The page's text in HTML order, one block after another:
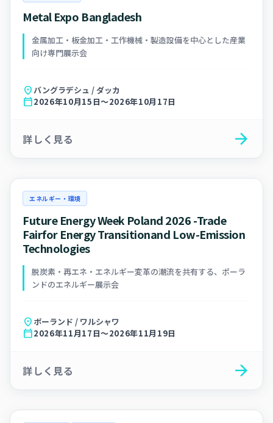
Metal Expo Bangladesh
金属加工・板金加工・工作機械・製造設備を中心とした産業
向け専門展示会
location_onバングラデシュ / ダッカ
calendar_today2026年10月15日～2026年10月17日
詳しく見る arrow_forward
エネルギー・環境
Future Energy Week Poland 2026 -Trade
Fairfor Energy Transitionand Low-Emission
Technologies
脱炭素・再エネ・エネルギー変革の潮流を共有する、ポーラ
ンドのエネルギー展示会
location_on ポーランド / ワルシャワ
calendar_today2026年11月17日～2026年11月19日
詳しく見る arrow_forward